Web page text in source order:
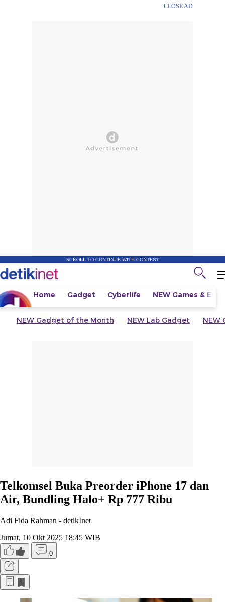
CLOSE AD
SCROLL TO CONTINUE WITH CONTENT
Home Gadget Cyberlife NEW Games &
NEW Gadget of the Month NEW Lab Gadget NEW
Telkomsel Buka Preorder iPhone 17 dan
Air, Bundling Halo+ Rp 777 Ribu
Adi Fida Rahman - detikInet
Jumat, 10 Okt 2025 18:45 WIB
0